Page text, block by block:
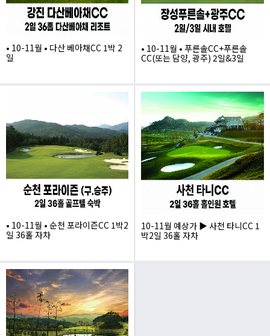
• 10-11월 • 다산 베아채CC 1박 2
일
405,000
• 10-11월 • 푸른솔CC+푸른솔
CC(또는 담양, 광주) 2일&3일
410,000
• 10-11월 • 순천 포라이즌CC 1박2
일 36홀 자차
385,000
10-11월 예상가 ▶ 사천 타니CC 1
박2일 36홀 자차